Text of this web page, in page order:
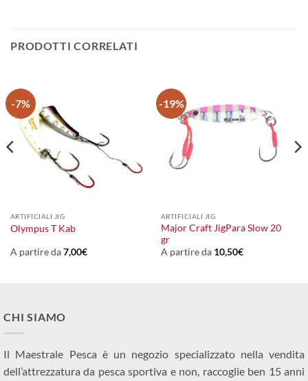
PRODOTTI CORRELATI
-7%
ARTIFICIALI JIG
Olympus T Kab
A partire da7,00€
-19%
ARTIFICIALI JIG
Major Craft JigPara Slow 20
gr
A partire da 10,50€
CHI SIAMO
Il Maestrale Pesca è un negozio specializzato nella vendita
dell’attrezzatura da pesca sportiva e non, raccoglie ben 15 anni